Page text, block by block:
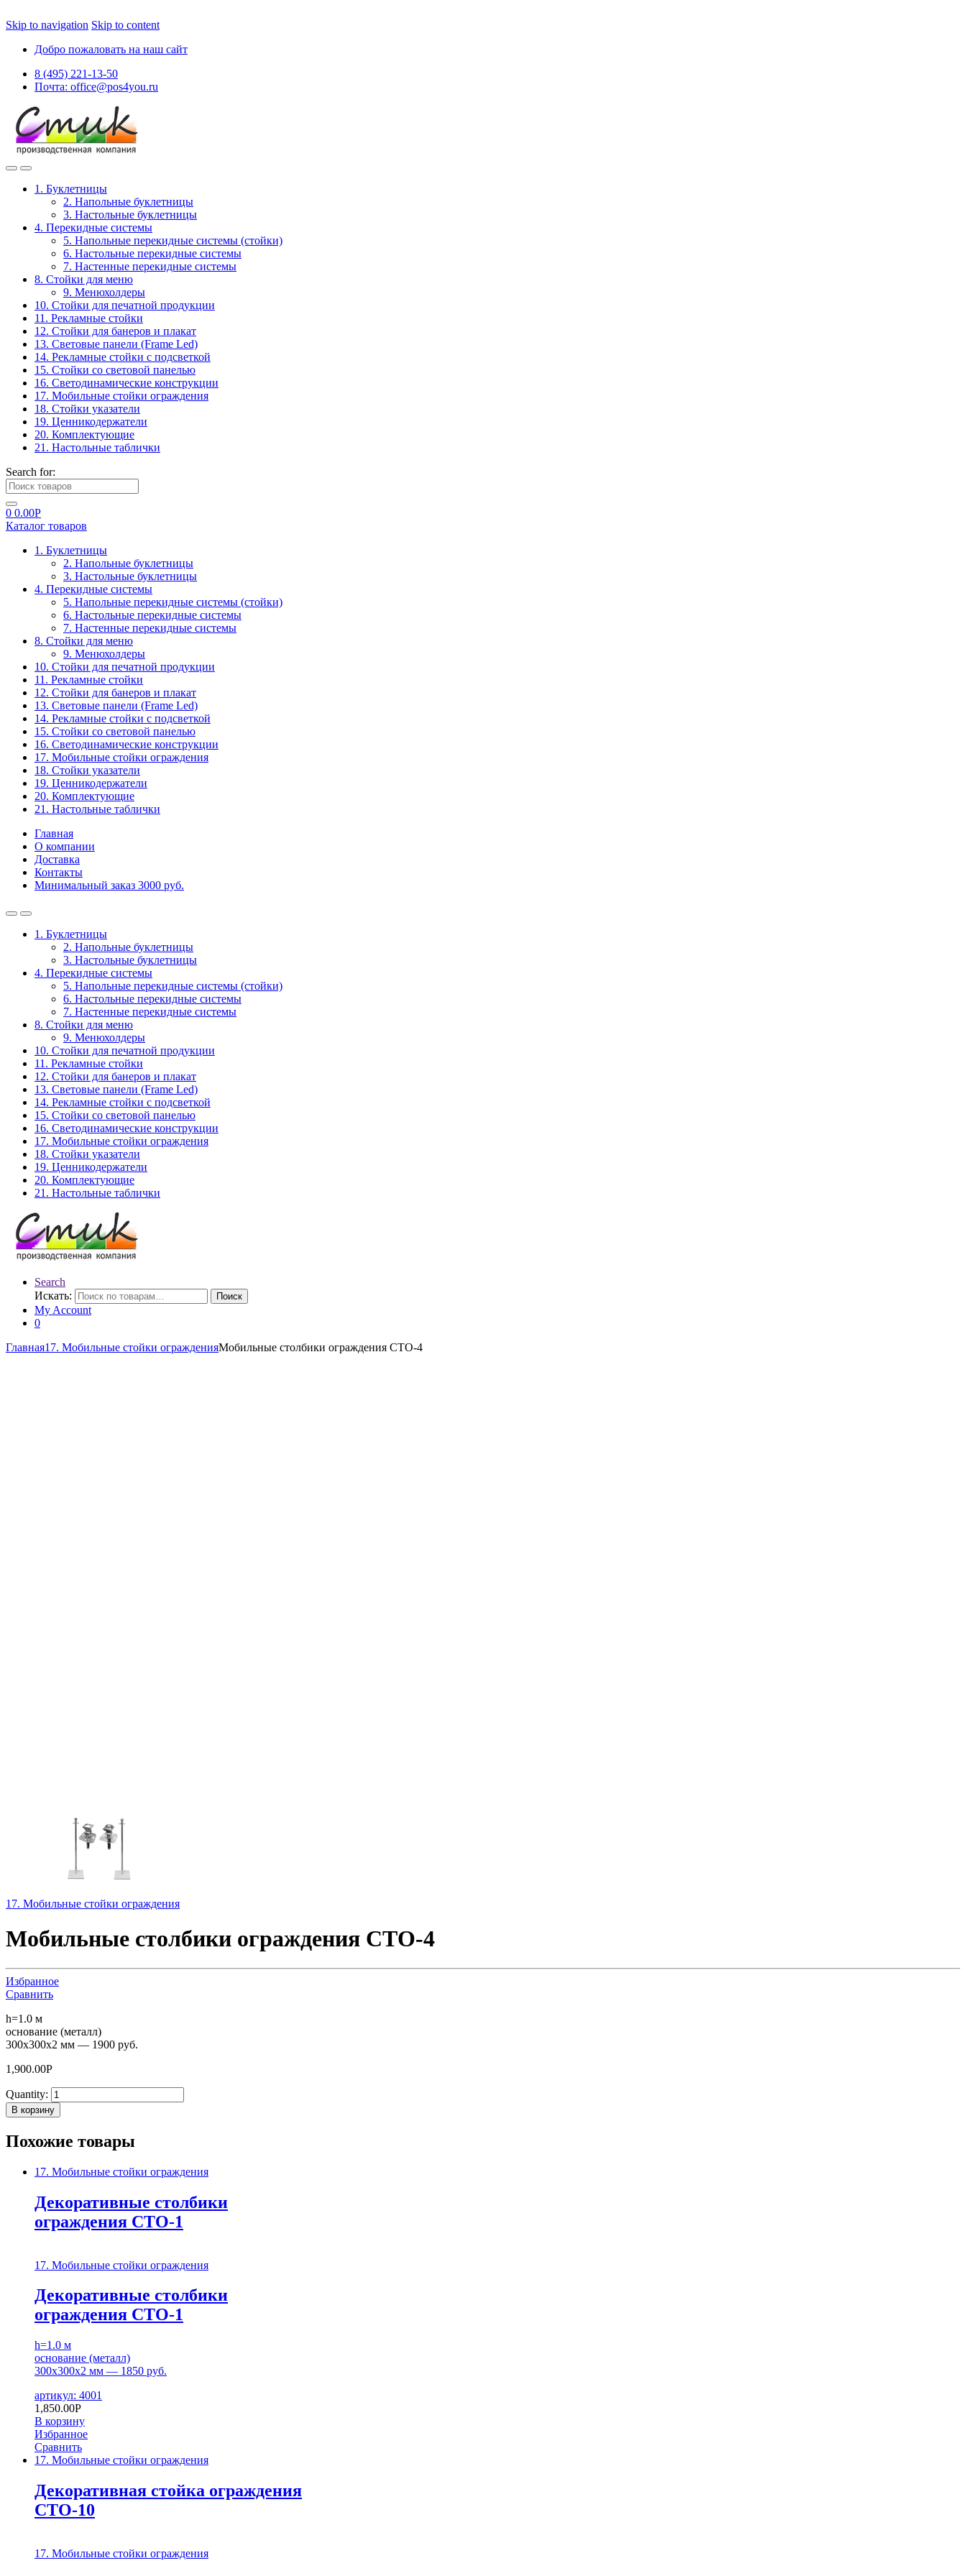
Skip to navigation Skip to content
Добро пожаловать на наш сайт
8 (495) 221-13-50
Почта: office@pos4you.ru
1. Буклетницы
2. Напольные буклетницы
3. Настольные буклетницы
4. Перекидные системы
5. Напольные перекидные системы (стойки)
6. Настольные перекидные системы
7. Настенные перекидные системы
8. Стойки для меню
9. Менюхолдеры
10. Стойки для печатной продукции
11. Рекламные стойки
12. Стойки для банеров и плакат
13. Световые панели (Frame Led)
14. Рекламные стойки с подсветкой
15. Стойки со световой панелью
16. Светодинамические конструкции
17. Мобильные стойки ограждения
18. Стойки указатели
19. Ценникодержатели
20. Комплектующие
21. Настольные таблички
Search for:
0 0.00Р
Каталог товаров
1. Буклетницы
2. Напольные буклетницы
3. Настольные буклетницы
4. Перекидные системы
5. Напольные перекидные системы (стойки)
6. Настольные перекидные системы
7. Настенные перекидные системы
8. Стойки для меню
9. Менюхолдеры
10. Стойки для печатной продукции
11. Рекламные стойки
12. Стойки для банеров и плакат
13. Световые панели (Frame Led)
14. Рекламные стойки с подсветкой
15. Стойки со световой панелью
16. Светодинамические конструкции
17. Мобильные стойки ограждения
18. Стойки указатели
19. Ценникодержатели
20. Комплектующие
21. Настольные таблички
Главная
О компании
Доставка
Контакты
Минимальный заказ 3000 руб.
1. Буклетницы
2. Напольные буклетницы
3. Настольные буклетницы
4. Перекидные системы
5. Напольные перекидные системы (стойки)
6. Настольные перекидные системы
7. Настенные перекидные системы
8. Стойки для меню
9. Менюхолдеры
10. Стойки для печатной продукции
11. Рекламные стойки
12. Стойки для банеров и плакат
13. Световые панели (Frame Led)
14. Рекламные стойки с подсветкой
15. Стойки со световой панелью
16. Светодинамические конструкции
17. Мобильные стойки ограждения
18. Стойки указатели
19. Ценникодержатели
20. Комплектующие
21. Настольные таблички
Search
Искать:
Поиск
My Account
0
Главная17. Мобильные стойки огражденияМобильные столбики ограждения СТО-4
17. Мобильные стойки ограждения
Мобильные столбики ограждения СТО-4
Избранное
Сравнить
h=1.0 м
основание (металл)
300х300х2 мм — 1900 руб.
1,900.00Р
Quantity:
В корзину
Похожие товары
17. Мобильные стойки ограждения
Декоративные столбики
ограждения СТО-1
17. Мобильные стойки ограждения
Декоративные столбики
ограждения СТО-1
h=1.0 м
основание (металл)
300х300х2 мм — 1850 руб.
артикул: 4001
1,850.00Р
В корзину
Избранное
Сравнить
17. Мобильные стойки ограждения
Декоративная стойка ограждения
СТО-10
17. Мобильные стойки ограждения